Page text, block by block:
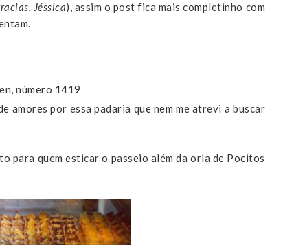
Jéssica), assim o post fica mais completinho com
número 1419
amores por essa padaria que nem me atrevi a buscar
para quem esticar o passeio além da orla de Pocitos